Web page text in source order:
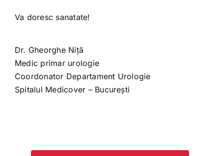
Va doresc sanatate!
Dr. Gheorghe Niță
Medic primar urologie
Coordonator Departament Urologie
Spitalul Medicover – București